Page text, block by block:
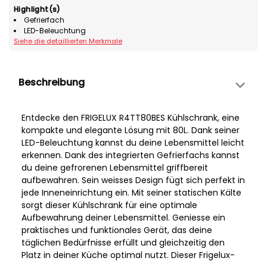
Highlight(s)
Gefrierfach
LED-Beleuchtung
Siehe die detaillierten Merkmale
Beschreibung
Entdecke den FRIGELUX R4TT80BES Kühlschrank, eine
kompakte und elegante Lösung mit 80L. Dank seiner
LED-Beleuchtung kannst du deine Lebensmittel leicht
erkennen. Dank des integrierten Gefrierfachs kannst
du deine gefrorenen Lebensmittel griffbereit
aufbewahren. Sein weisses Design fügt sich perfekt in
jede Inneneinrichtung ein. Mit seiner statischen Kälte
sorgt dieser Kühlschrank für eine optimale
Aufbewahrung deiner Lebensmittel. Geniesse ein
praktisches und funktionales Gerät, das deine
täglichen Bedürfnisse erfüllt und gleichzeitig den
Platz in deiner Küche optimal nutzt. Dieser Frigelux-